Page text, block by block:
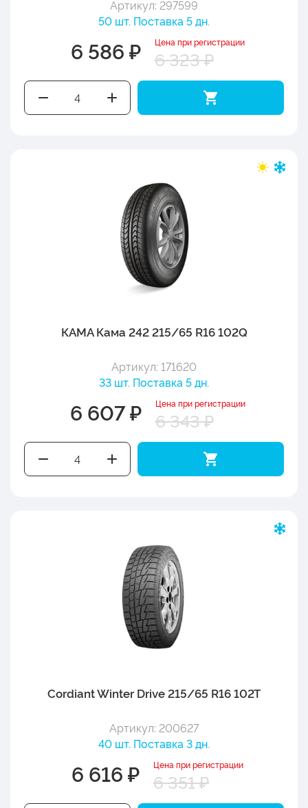
Артикул: 297599
50 шт. Поставка 5 дн.
6 586 ₽ Цена при регистрации
6 323 ₽
КАМА Кама 242 215/65 R16 102Q
Артикул: 171620
33 шт. Поставка 5 дн.
6 607 ₽ Цена при регистрации
6 343 ₽
Cordiant Winter Drive 215/65 R16 102T
Артикул: 200627
40 шт. Поставка 3 дн.
6 616 ₽ Цена при регистрации
6 351 ₽